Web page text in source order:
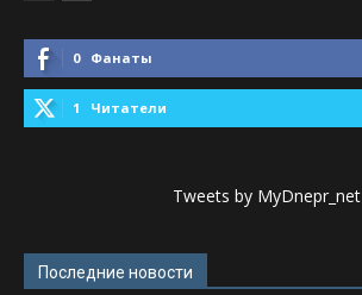
0 Фанаты
1 Читатели
Tweets by MyDnepr_net
Последние новости